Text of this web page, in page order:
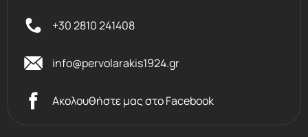
+30 2810 241408
info@pervolarakis1924.gr
Ακολουθήστε μας στο Facebook